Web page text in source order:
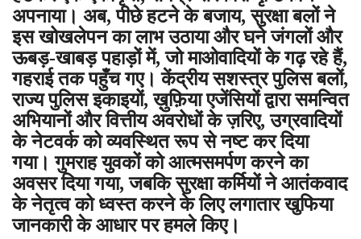
अपनाया। अब, पीछे हटने के बजाय, सुरक्षा बलों ने
इस खोखलेपन का लाभ उठाया और घने जंगलों और
ऊबड़-खाबड़ पहाड़ों में, जो माओवादियों के गढ़ रहे हैं,
गहराई तक पहुँच गए। केंद्रीय सशस्त्र पुलिस बलों,
राज्य पुलिस इकाइयों, ख़ुफ़िया एजेंसियों द्वारा समन्वित
अभियानों और वित्तीय अवरोधों के ज़रिए, उग्रवादियों
के नेटवर्क को व्यवस्थित रूप से नष्ट कर दिया
गया। गुमराह युवकों को आत्मसमर्पण करने का
अवसर दिया गया, जबकि सुरक्षा कर्मियों ने आतंकवाद
के नेतृत्व को ध्वस्त करने के लिए लगातार खुफिया
जानकारी के आधार पर हमले किए।